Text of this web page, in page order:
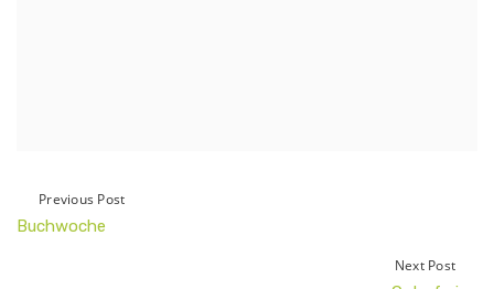
Previous Post
Buchwoche
Next Post